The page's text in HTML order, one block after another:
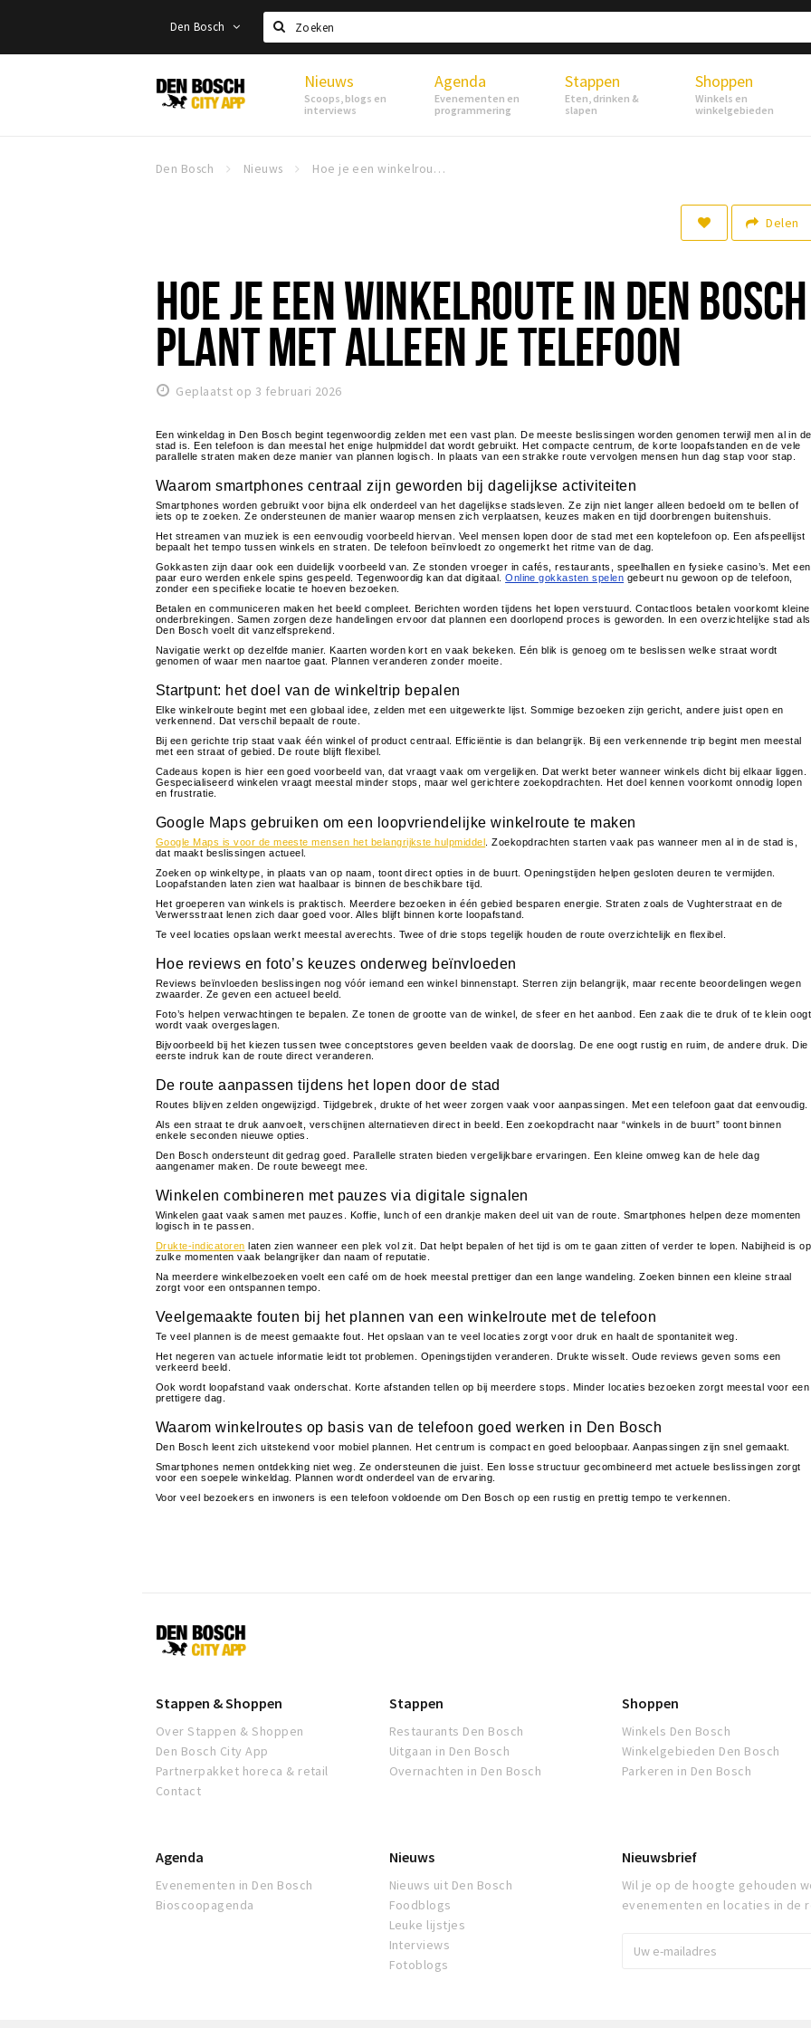
Den Bosch
Zoeken
Den
Bosch
Nieuws
Scoops, blogs en
interviews
Agenda
Evenementen en
programmering
Stappen
Eten, drinken &
slapen
Shoppen
Winkels en
winkelgebieden
Den Bosch Nieuws Hoe je een winkelroute in Den Bosch plant met alleen je telefoon
Delen
HOE JE EEN WINKELROUTE IN DEN BOSCH
PLANT MET ALLEEN JE TELEFOON
Geplaatst op 3 februari 2026
Een winkeldag in Den Bosch begint tegenwoordig zelden met een vast plan. De meeste beslissingen worden genomen terwijl men al in de
stad is. Een telefoon is dan meestal het enige hulpmiddel dat wordt gebruikt. Het compacte centrum, de korte loopafstanden en de vele
parallelle straten maken deze manier van plannen logisch. In plaats van een strakke route vervolgen mensen hun dag stap voor stap.
Waarom smartphones centraal zijn geworden bij dagelijkse activiteiten
Smartphones worden gebruikt voor bijna elk onderdeel van het dagelijkse stadsleven. Ze zijn niet langer alleen bedoeld om te bellen of
iets op te zoeken. Ze ondersteunen de manier waarop mensen zich verplaatsen, keuzes maken en tijd doorbrengen buitenshuis.
Het streamen van muziek is een eenvoudig voorbeeld hiervan. Veel mensen lopen door de stad met een koptelefoon op. Een afspeellijst
bepaalt het tempo tussen winkels en straten. De telefoon beïnvloedt zo ongemerkt het ritme van de dag.
Gokkasten zijn daar ook een duidelijk voorbeeld van. Ze stonden vroeger in cafés, restaurants, speelhallen en fysieke casino’s. Met een
paar euro werden enkele spins gespeeld. Tegenwoordig kan dat digitaal.Online gokkasten spelen gebeurt nu gewoon op de telefoon,
zonder een specifieke locatie te hoeven bezoeken.
Betalen en communiceren maken het beeld compleet. Berichten worden tijdens het lopen verstuurd. Contactloos betalen voorkomt kleine
onderbrekingen. Samen zorgen deze handelingen ervoor dat plannen een doorlopend proces is geworden. In een overzichtelijke stad als
Den Bosch voelt dit vanzelfsprekend.
Navigatie werkt op dezelfde manier. Kaarten worden kort en vaak bekeken. Eén blik is genoeg om te beslissen welke straat wordt
genomen of waar men naartoe gaat. Plannen veranderen zonder moeite.
Startpunt: het doel van de winkeltrip bepalen
Elke winkelroute begint met een globaal idee, zelden met een uitgewerkte lijst. Sommige bezoeken zijn gericht, andere juist open en
verkennend. Dat verschil bepaalt de route.
Bij een gerichte trip staat vaak één winkel of product centraal. Efficiëntie is dan belangrijk. Bij een verkennende trip begint men meestal
met een straat of gebied. De route blijft flexibel.
Cadeaus kopen is hier een goed voorbeeld van, dat vraagt vaak om vergelijken. Dat werkt beter wanneer winkels dicht bij elkaar liggen.
Gespecialiseerd winkelen vraagt meestal minder stops, maar wel gerichtere zoekopdrachten. Het doel kennen voorkomt onnodig lopen
en frustratie.
Google Maps gebruiken om een loopvriendelijke winkelroute te maken
Google Maps is voor de meeste mensen het belangrijkste hulpmiddel . Zoekopdrachten starten vaak pas wanneer men al in de stad is,
dat maakt beslissingen actueel.
Zoeken op winkeltype, in plaats van op naam, toont direct opties in de buurt. Openingstijden helpen gesloten deuren te vermijden.
Loopafstanden laten zien wat haalbaar is binnen de beschikbare tijd.
Het groeperen van winkels is praktisch. Meerdere bezoeken in één gebied besparen energie. Straten zoals de Vughterstraat en de
Verwersstraat lenen zich daar goed voor. Alles blijft binnen korte loopafstand.
Te veel locaties opslaan werkt meestal averechts. Twee of drie stops tegelijk houden de route overzichtelijk en flexibel.
Hoe reviews en foto’s keuzes onderweg beïnvloeden
Reviews beïnvloeden beslissingen nog vóór iemand een winkel binnenstapt. Sterren zijn belangrijk, maar recente beoordelingen wegen
zwaarder. Ze geven een actueel beeld.
Foto’s helpen verwachtingen te bepalen. Ze tonen de grootte van de winkel, de sfeer en het aanbod. Een zaak die te druk of te klein oogt
wordt vaak overgeslagen.
Bijvoorbeeld bij het kiezen tussen twee conceptstores geven beelden vaak de doorslag. De ene oogt rustig en ruim, de andere druk. Die
eerste indruk kan de route direct veranderen.
De route aanpassen tijdens het lopen door de stad
Routes blijven zelden ongewijzigd. Tijdgebrek, drukte of het weer zorgen vaak voor aanpassingen. Met een telefoon gaat dat eenvoudig.
Als een straat te druk aanvoelt, verschijnen alternatieven direct in beeld. Een zoekopdracht naar “winkels in de buurt” toont binnen
enkele seconden nieuwe opties.
Den Bosch ondersteunt dit gedrag goed. Parallelle straten bieden vergelijkbare ervaringen. Een kleine omweg kan de hele dag
aangenamer maken. De route beweegt mee.
Winkelen combineren met pauzes via digitale signalen
Winkelen gaat vaak samen met pauzes. Koffie, lunch of een drankje maken deel uit van de route. Smartphones helpen deze momenten
logisch in te passen.
Drukte-indicatoren laten zien wanneer een plek vol zit. Dat helpt bepalen of het tijd is om te gaan zitten of verder te lopen. Nabijheid is op
zulke momenten vaak belangrijker dan naam of reputatie.
Na meerdere winkelbezoeken voelt een café om de hoek meestal prettiger dan een lange wandeling. Zoeken binnen een kleine straal
zorgt voor een ontspannen tempo.
Veelgemaakte fouten bij het plannen van een winkelroute met de telefoon
Te veel plannen is de meest gemaakte fout. Het opslaan van te veel locaties zorgt voor druk en haalt de spontaniteit weg.
Het negeren van actuele informatie leidt tot problemen. Openingstijden veranderen. Drukte wisselt. Oude reviews geven soms een
verkeerd beeld.
Ook wordt loopafstand vaak onderschat. Korte afstanden tellen op bij meerdere stops. Minder locaties bezoeken zorgt meestal voor een
prettigere dag.
Waarom winkelroutes op basis van de telefoon goed werken in Den Bosch
Den Bosch leent zich uitstekend voor mobiel plannen. Het centrum is compact en goed beloopbaar. Aanpassingen zijn snel gemaakt.
Smartphones nemen ontdekking niet weg. Ze ondersteunen die juist. Een losse structuur gecombineerd met actuele beslissingen zorgt
voor een soepele winkeldag. Plannen wordt onderdeel van de ervaring.
Voor veel bezoekers en inwoners is een telefoon voldoende om Den Bosch op een rustig en prettig tempo te verkennen.
Den
Bosch
Stappen & Shoppen
Over Stappen & Shoppen
Den Bosch City App
Partnerpakket horeca & retail
Contact
Stappen
Restaurants Den Bosch
Uitgaan in Den Bosch
Overnachten in Den Bosch
Shoppen
Winkels Den Bosch
Winkelgebieden Den Bosch
Parkeren in Den Bosch
Agenda
Evenementen in Den Bosch
Bioscoopagenda
Nieuws
Nieuws uit Den Bosch
Foodblogs
Leuke lijstjes
Interviews
Fotoblogs
Nieuwsbrief
Wil je op de hoogte gehouden
evenementen en locaties in de